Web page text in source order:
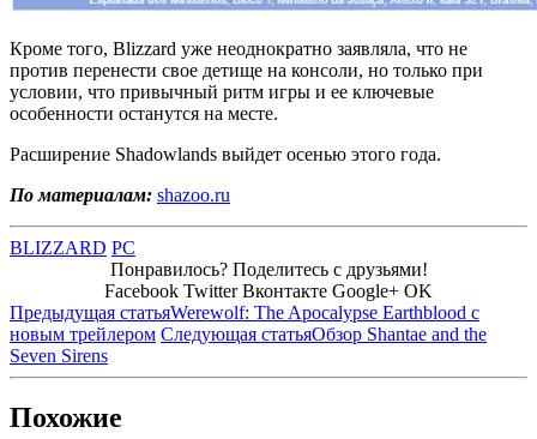
Кроме того, Blizzard уже неоднократно заявляла, что не
против перенести свое детище на консоли, но только при
условии, что привычный ритм игры и ее ключевые
особенности останутся на месте.
Расширение Shadowlands выйдет осенью этого года.
По материалам: shazoo.ru
BLIZZARD PC
Понравилось? Поделитесь с друзьями!
Facebook Twitter Вконтакте Google+ OK
Предыдущая статьяWerewolf: The Apocalypse Earthblood с
новым трейлером Следующая статьяОбзор Shantae and the
Seven Sirens
Похожие